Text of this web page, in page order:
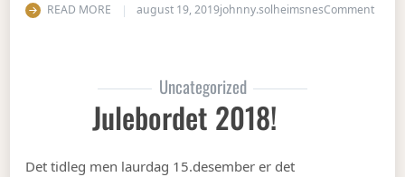
READ MORE august 19, 2019johnny.solheimsnesCommenton
Uncategorized
Julebordet 2018!
Det tidleg men laurdag 15.desember er det